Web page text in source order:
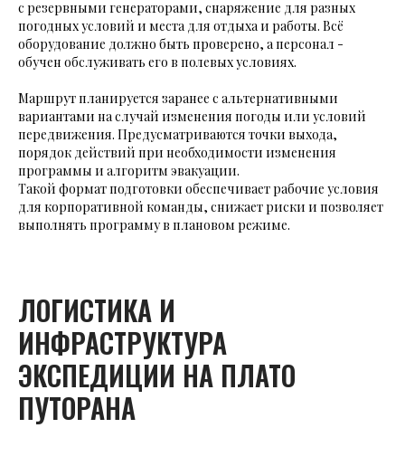
с резервными генераторами, снаряжение для разных
погодных условий и места для отдыха и работы. Всё
оборудование должно быть проверено, а персонал -
обучен обслуживать его в полевых условиях.
Маршрут планируется заранее с альтернативными
вариантами на случай изменения погоды или условий
передвижения. Предусматриваются точки выхода,
порядок действий при необходимости изменения
программы и алгоритм эвакуации.
Такой формат подготовки обеспечивает рабочие условия
для корпоративной команды, снижает риски и позволяет
выполнять программу в плановом режиме.
ЛОГИСТИКА И
ИНФРАСТРУКТУРА
ЭКСПЕДИЦИИ НА ПЛАТО
ПУТОРАНА